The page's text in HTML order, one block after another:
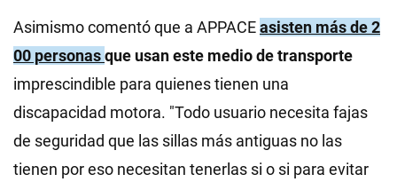
Asimismo comentó que a APPACEasisten más de 2
00 personasque usan este medio de transporte
imprescindible para quienes tienen una
discapacidad motora. "Todo usuario necesita fajas
de seguridad que las sillas más antiguas no las
tienen por eso necesitan tenerlas si o si para evitar